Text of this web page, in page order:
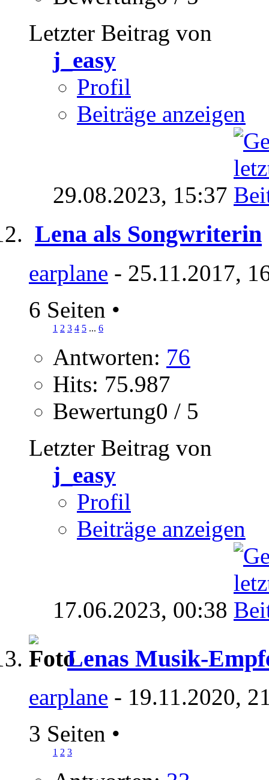
Letzter Beitrag von
j_easy
Profil
Beiträge anzeigen
29.08.2023, 15:37
Lena als Songwriterin
earplane - 25.11.2017,
6 Seiten •
1 2 3 4 5 ... 6
Antworten: 76
Hits: 75.987
Bewertung0 / 5
Letzter Beitrag von
j_easy
Profil
Beiträge anzeigen
17.06.2023, 00:38
Lenas Musik-
earplane - 19.11.2020,
3 Seiten •
1 2 3